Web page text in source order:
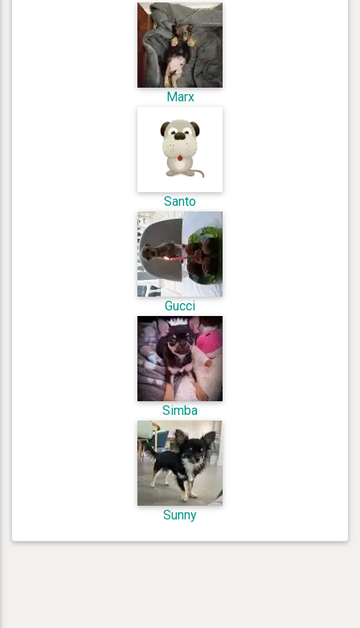
Marx
Santo
Gucci
Simba
Sunny